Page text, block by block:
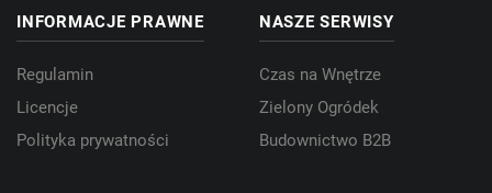
INFORMACJE PRAWNE
Regulamin
Licencje
Polityka prywatności
NASZE SERWISY
Czas na Wnętrze
Zielony Ogródek
Budownictwo B2B